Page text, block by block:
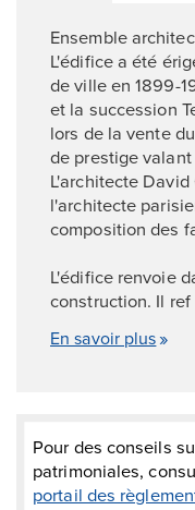
Ensemble
L'édifice a été
de ville en 1899-
et la succession
lors de la vente
de prestige
L'architecte
l'architecte
composition des
L'édifice renvoie
construction. Il ref
En savoir plus
Pour des conseils
patrimoniales,
portail des